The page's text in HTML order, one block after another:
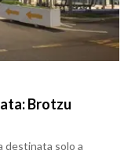
Brotzu
destinata solo a